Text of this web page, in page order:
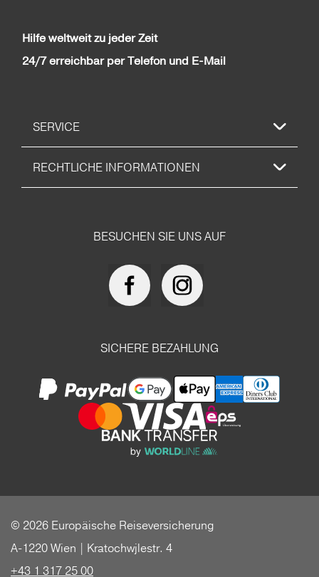
Hilfe weltweit zu jeder Zeit
24/7 erreichbar per Telefon und E-Mail
SERVICE
RECHTLICHE INFORMATIONEN
BESUCHEN SIE UNS AUF
SICHERE BEZAHLUNG
© 2026 Europäische Reiseversicherung
A-1220 Wien | Kratochwjlestr. 4
+43 1 317 25 00